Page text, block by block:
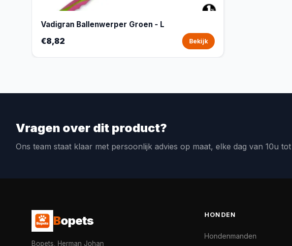
Vadigran Ballenwerper Groen - L
€8,82 Bekijk
Vragen over dit product?
Ons team staat klaar met persoonlijk advies op maat, elke dag van 10u
Bopets
Bopets, Herman Johan
HONDEN
Hondenmanden